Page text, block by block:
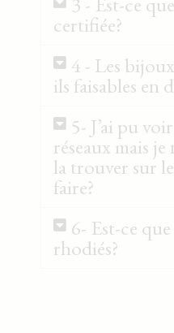
certifiée?
4 - Les
ils faisables en
5- J’ai pu
réseaux mais je
la trouver sur
faire?
6- Est-ce
rhodiés?